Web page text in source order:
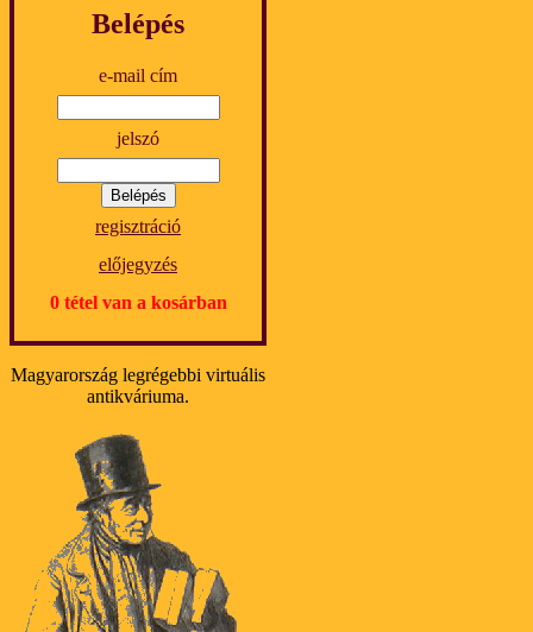
Belépés
e-mail cím
jelszó
regisztráció
előjegyzés
0 tétel van a kosárban
Magyarország legrégebbi virtuális
antikváriuma.